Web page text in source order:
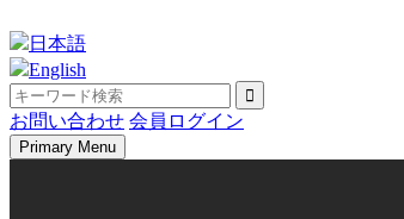
to
content
日本語
English
お問い合わせ 会員ログイン
Primary Menu